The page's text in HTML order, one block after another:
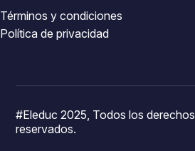
Términos y condiciones
Política de privacidad
#Eleduc 2025, Todos los derechos
reservados.